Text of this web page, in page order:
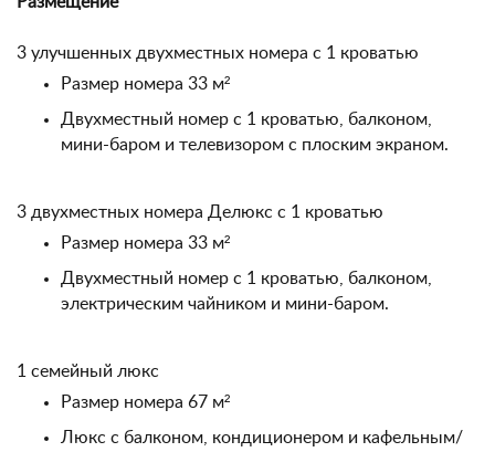
3 улучшенных двухместных номера с 1 кроватью
Размер номера 33 м²
Двухместный номер с 1 кроватью, балконом,
мини-баром и телевизором с плоским экраном.
3 двухместных номера Делюкс с 1 кроватью
Размер номера 33 м²
Двухместный номер с 1 кроватью, балконом,
электрическим чайником и мини-баром.
1 семейный люкс
Размер номера 67 м²
Люкс с балконом, кондиционером и кафельным/